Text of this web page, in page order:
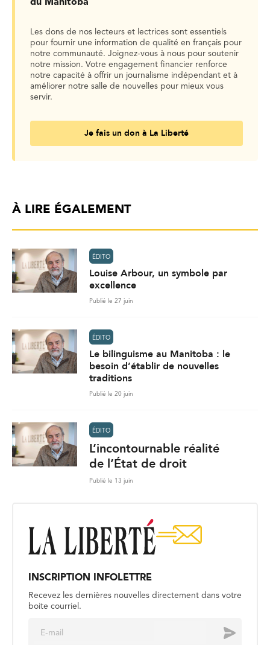
du Manitoba
Les dons de nos lecteurs et lectrices sont essentiels
pour fournir une information de qualité en français pour
notre communauté. Joignez-vous à nous pour soutenir
notre mission. Votre engagement financier renforce
notre capacité à offrir un journalisme indépendant et à
améliorer notre salle de nouvelles pour mieux vous
servir.
Je fais un don à La Liberté
À LIRE ÉGALEMENT
ÉDITO
Louise Arbour, un symbole par
excellence
Publié le 27 juin
ÉDITO
Le bilinguisme au Manitoba : le
besoin d’établir de nouvelles
traditions
Publié le 20 juin
ÉDITO
L’incontournable réalité
de l’État de droit
Publié le 13 juin
INSCRIPTION INFOLETTRE
Recevez les dernières nouvelles directement dans votre
boite courriel.
Envoyer